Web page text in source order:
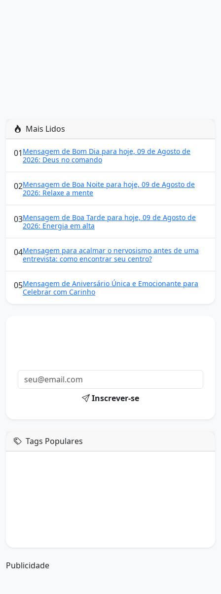
Mais Lidos
01 Mensagem de Bom Dia para hoje, 09 de Agosto de
2026: Deus no comando
02Mensagem de Boa Noite para hoje, 09 de Agosto de
2026: Relaxe a mente
03Mensagem de Boa Tarde para hoje, 09 de Agosto de
2026: Energia em alta
04Mensagem para acalmar o nervosismo antes de uma
entrevista: como encontrar seu centro?
05Mensagem de Aniversário Única e Emocionante para
Celebrar com Carinho
Inscrever-se
Tags Populares
Publicidade